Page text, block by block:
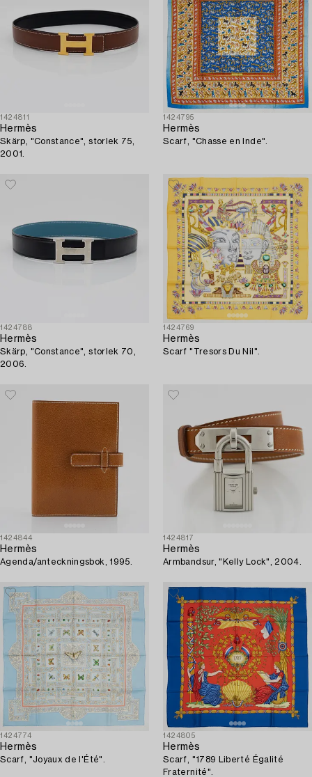
1424811
Hermès
Skärp, "Constance", storlek 75,
2001.
1424795
Hermès
Scarf, "Chasse en Inde".
1424788
Hermès
Skärp, "Constance", storlek 70,
2006.
1424769
Hermès
Scarf "Tresors Du Nil".
1424844
Hermès
Agenda/anteckningsbok, 1995.
1424817
Hermès
Armbandsur, "Kelly Lock", 2004.
1424774
Hermès
Scarf, "Joyaux de l'Été".
1424805
Hermès
Scarf, "1789 Liberté Égalité
Fraternité".